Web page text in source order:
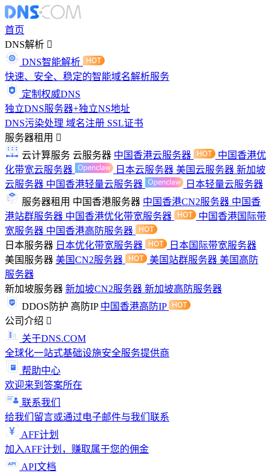
首页
DNS解析
DNS智能解析
快速、安全、稳定的智能域名解析服务
定制权威DNS
独立DNS服务器+独立NS地址
DNS污染处理 域名注册 SSL证书
服务器租用
云计算服务 云服务器 中国香港云服务器
中国香港优
化带宽云服务器
日本云服务器 美国云服务器 新加坡
云服务器 中国香港轻量云服务器
日本轻量云服务器
服务器租用 中国香港服务器 中国香港CN2服务器 中国香
港站群服务器 中国香港优化带宽服务器
中国香港国际带
宽服务器 中国香港高防服务器
日本服务器 日本优化带宽服务器
日本国际带宽服务器
美国服务器 美国CN2服务器 美国站群服务器 美国高防
服务器
新加坡服务器 新加坡CN2服务器 新加坡高防服务器
DDOS防护 高防IP 中国香港高防IP
公司介绍
关于DNS.COM
全球化一站式基础设施安全服务提供商
帮助中心
欢迎来到答案所在
联系我们
给我们留言或通过电子邮件与我们联系
AFF计划
加入AFF计划，赚取属于您的佣金
API文档